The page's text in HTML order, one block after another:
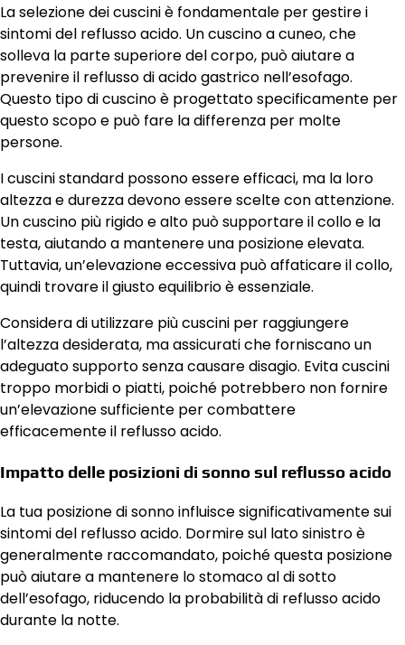
La selezione dei cuscini è fondamentale per gestire i
sintomi del reflusso acido. Un cuscino a cuneo, che
solleva la parte superiore del corpo, può aiutare a
prevenire il reflusso di acido gastrico nell’esofago.
Questo tipo di cuscino è progettato specificamente per
questo scopo e può fare la differenza per molte
persone.
I cuscini standard possono essere efficaci, ma la loro
altezza e durezza devono essere scelte con attenzione.
Un cuscino più rigido e alto può supportare il collo e la
testa, aiutando a mantenere una posizione elevata.
Tuttavia, un’elevazione eccessiva può affaticare il collo,
quindi trovare il giusto equilibrio è essenziale.
Considera di utilizzare più cuscini per raggiungere
l’altezza desiderata, ma assicurati che forniscano un
adeguato supporto senza causare disagio. Evita cuscini
troppo morbidi o piatti, poiché potrebbero non fornire
un’elevazione sufficiente per combattere
efficacemente il reflusso acido.
Impatto delle posizioni di sonno sul reflusso acido
La tua posizione di sonno influisce significativamente sui
sintomi del reflusso acido. Dormire sul lato sinistro è
generalmente raccomandato, poiché questa posizione
può aiutare a mantenere lo stomaco al di sotto
dell’esofago, riducendo la probabilità di reflusso acido
durante la notte.